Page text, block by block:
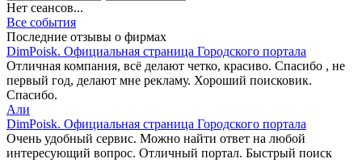
Нет сеансов...
Все события
Последние отзывы о фирмах
DimPoisk. Официальная страница Городского портала
Отличная компания, всё делают четко, красиво. Спасибо , не
первый год, делают мне рекламу. Хороший поисковик.
Спасибо.
Али
DimPoisk. Официальная страница Городского портала
Очень удобный сервис. Можно найти ответ на любой
интересующий вопрос. Отличный портал. Быстрый поиск